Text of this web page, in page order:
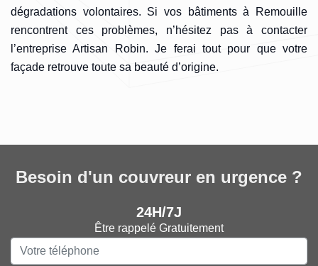
dégradations volontaires. Si vos bâtiments à Remouille
rencontrent ces problèmes, n’hésitez pas à contacter
l’entreprise Artisan Robin. Je ferai tout pour que votre
façade retrouve toute sa beauté d’origine.
Besoin d'un couvreur en urgence ?
24H/7J
Être rappelé Gratuitement